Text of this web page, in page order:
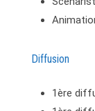
Diffusion
1ère